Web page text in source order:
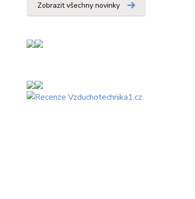
Zobrazit všechny novinky